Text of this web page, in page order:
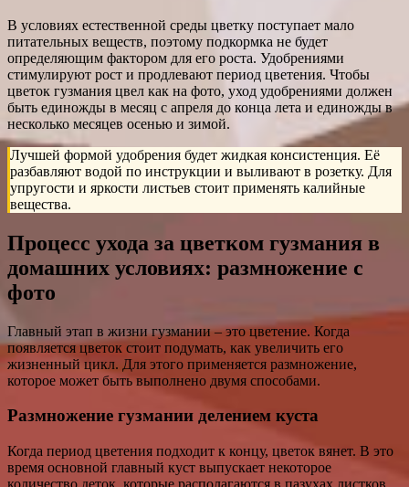
В условиях естественной среды цветку поступает мало
питательных веществ, поэтому подкормка не будет
определяющим фактором для его роста. Удобрениями
стимулируют рост и продлевают период цветения. Чтобы
цветок гузмания цвел как на фото, уход удобрениями должен
быть единожды в месяц с апреля до конца лета и единожды в
несколько месяцев осенью и зимой.
Лучшей формой удобрения будет жидкая консистенция. Её
разбавляют водой по инструкции и выливают в розетку. Для
упругости и яркости листьев стоит применять калийные
вещества.
Процесс ухода за цветком гузмания в
домашних условиях: размножение с
фото
Главный этап в жизни гузмании – это цветение. Когда
появляется цветок стоит подумать, как увеличить его
жизненный цикл. Для этого применяется размножение,
которое может быть выполнено двумя способами.
Размножение гузмании делением куста
Когда период цветения подходит к концу, цветок вянет. В это
время основной главный куст выпускает некоторое
количество деток, которые располагаются в пазухах листков,